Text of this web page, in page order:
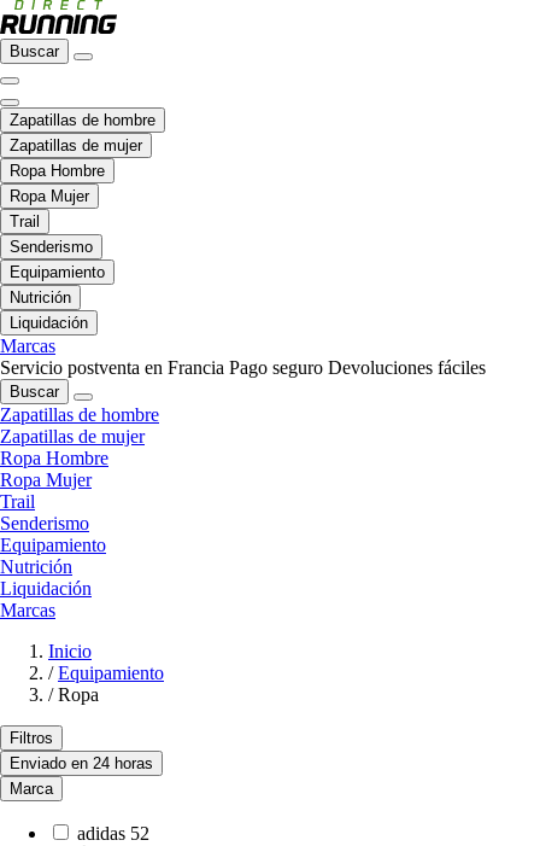
Buscar
Zapatillas de hombre
Zapatillas de mujer
Ropa Hombre
Ropa Mujer
Trail
Senderismo
Equipamiento
Nutrición
Liquidación
Marcas
Servicio postventa en Francia Pago seguro Devoluciones fáciles
Buscar
Zapatillas de hombre
Zapatillas de mujer
Ropa Hombre
Ropa Mujer
Trail
Senderismo
Equipamiento
Nutrición
Liquidación
Marcas
Inicio
/ Equipamiento
/ Ropa
Filtros
Enviado en 24 horas
Marca
adidas 52